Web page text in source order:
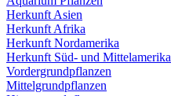
Herkunft Asien
Herkunft Afrika
Herkunft Nordamerika
Herkunft Süd- und Mittelamerika
Vordergrundpflanzen
Mittelgrundpflanzen